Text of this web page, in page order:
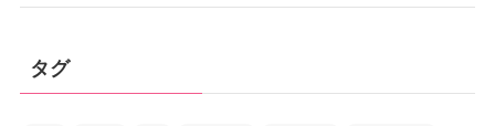
タグ